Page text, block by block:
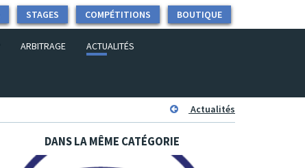
BOUTIQUE
COMPÉTITIONS
STAGES
ARBITRAGE ACTUALITÉS
Actualités
DANS LA MÊME CATÉGORIE